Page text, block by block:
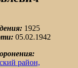
1925
05.02.1942
район,